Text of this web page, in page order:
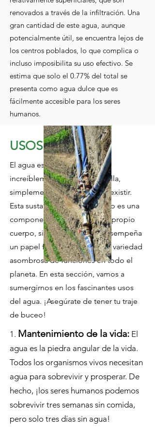
renovados a través de la infiltración. Una
gran cantidad de este agua, aunque
potencialmente útil, se encuentra lejos de
los centros poblados, lo que complica o
incluso imposibilita su uso efectivo. Se
estima que solo el 0.77% del total se
presenta como agua dulce que es
fácilmente accesible para los seres
humanos.
USOS DEL AGUA
El agua es un recurso natural
increíblemente versátil y sin ella,
simplemente, no podríamos existir.
Esta sustancia esencial no solo es una
componente vital de nuestro propio
cuerpo, sino que también desempeña
un papel fundamental en una variedad
asombrosa de funciones en todo el
planeta. En esta sección, vamos a
sumergirnos en los fascinantes usos
del agua. ¡Asegúrate de tener tu traje
de buceo!
1. Mantenimiento de la vida: El
agua es la piedra angular de la vida.
Todos los organismos vivos necesitan
agua para sobrevivir y prosperar. De
hecho, ¡los seres humanos podemos
sobrevivir tres semanas sin comida,
pero solo tres días sin agua!